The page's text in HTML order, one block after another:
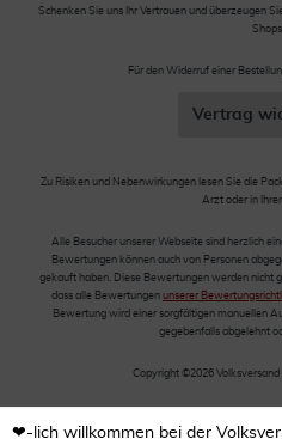
Schenken Sie uns Ihr Vertrauen und überzeugen
Für den Widerruf einer
Vertrag
Zu Risiken und Nebenwirkungen lesen Sie die
Arzt oder in
Alle Besucher unserer Webseite sind herzlich
Bewertungen können auch von Personen
gekauft haben. Diese Bewertungen werden nicht
dass alle Bewertungen unserer
Bewertung wird einer sorgfältigen manuellen
gegebenfalls abgelehnt
Copyright ©2026
❤-lich willkommen bei der